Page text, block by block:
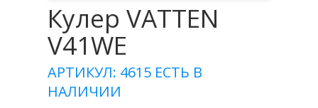
Кулер VATTEN
V41WE
АРТИКУЛ: 4615 ЕСТЬ В
НАЛИЧИИ